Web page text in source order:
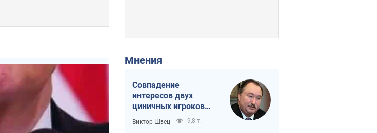
Мнения
Совпадение
интересов двух
циничных игроков
или тайный план
Трампа и Путина?
Виктор Швец 9,8 т.